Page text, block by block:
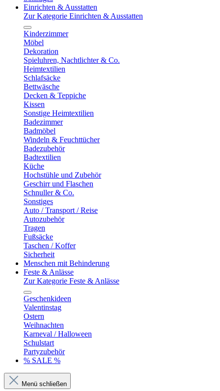
Einrichten & Ausstatten
Zur Kategorie Einrichten & Ausstatten
Kinderzimmer
Möbel
Dekoration
Spieluhren, Nachtlichter & Co.
Heimtextilien
Schlafsäcke
Bettwäsche
Decken & Teppiche
Kissen
Sonstige Heimtextilien
Badezimmer
Badmöbel
Windeln & Feuchttücher
Badezubehör
Badtextilien
Küche
Hochstühle und Zubehör
Geschirr und Flaschen
Schnuller & Co.
Sonstiges
Auto / Transport / Reise
Autozubehör
Tragen
Fußsäcke
Taschen / Koffer
Sicherheit
Menschen mit Behinderung
Feste & Anlässe
Zur Kategorie Feste & Anlässe
Geschenkideen
Valentinstag
Ostern
Weihnachten
Karneval / Halloween
Schulstart
Partyzubehör
% SALE %
Menü schließen